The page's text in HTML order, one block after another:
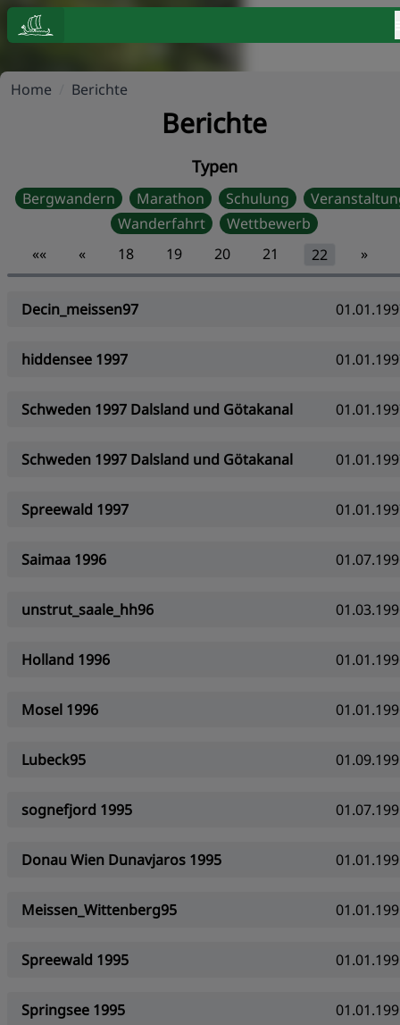
Home Berichte
Berichte
Typen
Bergwandern Marathon Schulung
Wanderfahrt
Wettbewerb
««
« 18 19 20 21 22 »
Decin_meissen97
hiddensee 1997
Schweden 1997 Dalsland und Götakanal
Schweden 1997 Dalsland und Götakanal
Spreewald 1997
Saimaa 1996
unstrut_saale_hh96
Holland 1996
Mosel 1996
Lubeck95
sognefjord 1995
Donau Wien Dunavjaros 1995
Meissen_Wittenberg95
Spreewald 1995
Springsee 1995